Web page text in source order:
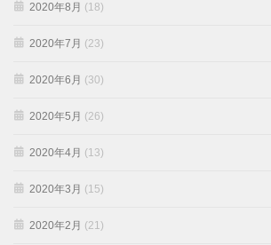
2020年8月 (18)
2020年7月 (23)
2020年6月 (30)
2020年5月 (26)
2020年4月 (13)
2020年3月 (15)
2020年2月 (21)